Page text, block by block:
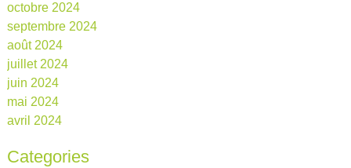
octobre 2024
septembre 2024
août 2024
juillet 2024
juin 2024
mai 2024
avril 2024
Categories